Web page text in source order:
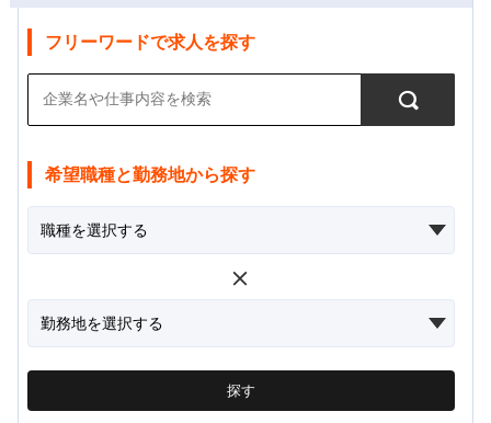
フリーワードで求人を探す
希望職種と勤務地から探す
探す